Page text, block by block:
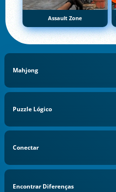
Assault Zone
Mahjong
Puzzle Lógico
Conectar
Encontrar Diferenças